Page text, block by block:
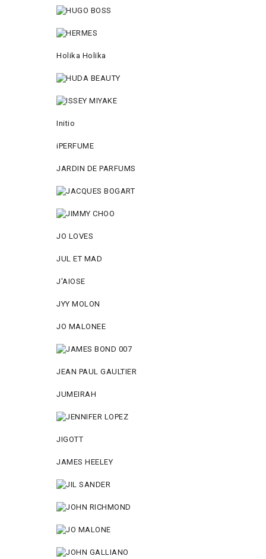
Holika Holika
Initio
iPERFUME
JARDIN DE PARFUMS
JO LOVES
JUL ET MAD
J'AIOSE
JYY МОLON
JO MАLОNEE
JEAN PAUL GAULTIER
JUMEIRAH
JIGOTT
JAMES HEELEY